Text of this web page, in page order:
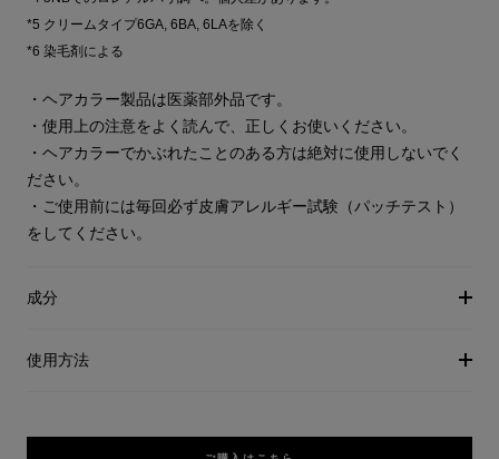
*5 クリームタイプ6GA, 6BA, 6LAを除く
*6 染毛剤による
・ヘアカラー製品は医薬部外品です。
・使用上の注意をよく読んで、正しくお使いください。
・ヘアカラーでかぶれたことのある方は絶対に使用しないでく
ださい。
・ご使用前には毎回必ず皮膚アレルギー試験（パッチテスト）
をしてください。
成分
使用方法